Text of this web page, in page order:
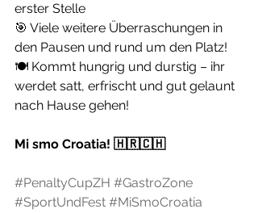
erster Stelle
🎯 Viele weitere Überraschungen in
den Pausen und rund um den Platz!
🍽️ Kommt hungrig und durstig – ihr
werdet satt, erfrischt und gut gelaunt
nach Hause gehen!
Mi smo Croatia! 🇭🇷🇨🇭
#PenaltyCupZH #GastroZone
#SportUndFest #MiSmoCroatia